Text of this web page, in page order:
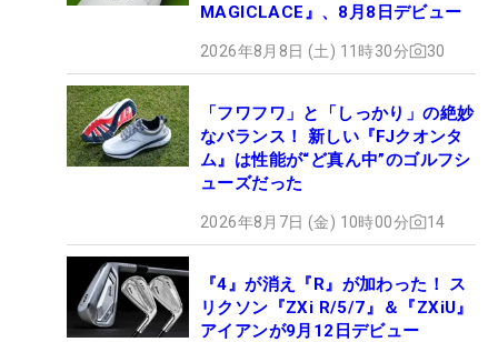
MAGICLACE』、8月8日デビュー
2026年8月8日 (土) 11時30分 30
「フワフワ」と「しっかり」の絶妙
なバランス！ 新しい『FJクオンタ
ム』は性能が“ど真ん中”のゴルフシ
ューズだった
2026年8月7日 (金) 10時00分 14
『4』が消え『R』が加わった！ ス
リクソン『ZXi R/5/7』＆『ZXiU』
アイアンが9月12日デビュー